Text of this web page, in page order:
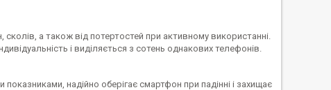
а також від потертостей при активному використанні.
і виділяється з сотень однакових телефонів.
надійно оберігає смартфон при падінні і захищає